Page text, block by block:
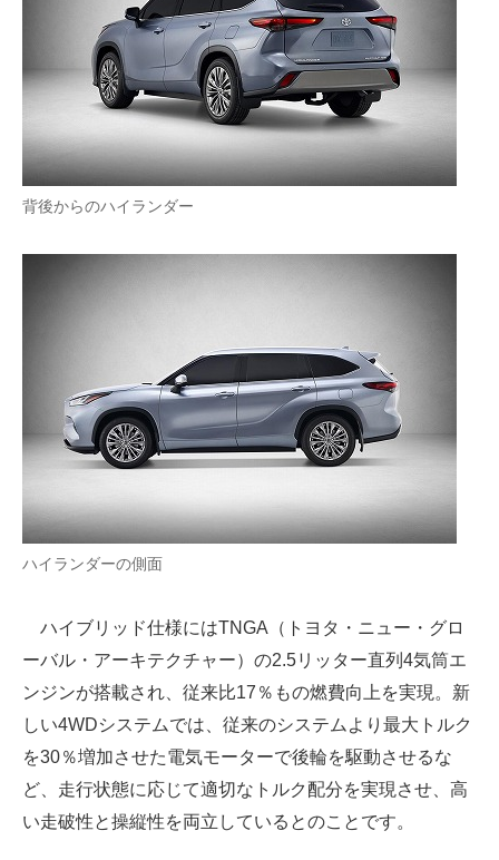
背後からのハイランダー
ハイランダーの側面
ハイブリッド仕様にはTNGA（トヨタ・ニュー・グロ
ーバル・アーキテクチャー）の2.5リッター直列4気筒エ
ンジンが搭載され、従来比17％もの燃費向上を実現。新
しい4WDシステムでは、従来のシステムより最大トルク
を30％増加させた電気モーターで後輪を駆動させるな
ど、走行状態に応じて適切なトルク配分を実現させ、高
い走破性と操縦性を両立しているとのことです。